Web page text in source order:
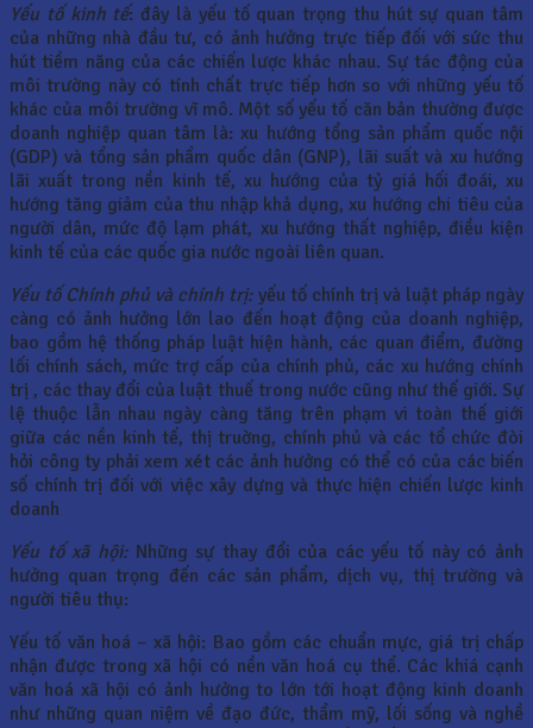
Yếu tố kinh tế: đây là yếu tố quan trọng thu hút sự quan tâm
của những nhà đầu tư, có ảnh hưởng trực tiếp đối với sức thu
hút tiềm năng của các chiến lược khác nhau. Sự tác động của
môi trường này có tính chất trực tiếp hơn so với những yếu tố
khác của môi trường vĩ mô. Một số yếu tố căn bản thường được
doanh nghiệp quan tâm là: xu hướng tổng sản phẩm quốc nội
(GDP) và tổng sản phẩm quốc dân (GNP), lãi suất và xu hướng
lãi xuất trong nền kinh tế, xu hướng của tỷ giá hối đoái, xu
hướng tăng giảm của thu nhập khả dụng, xu hướng chi tiêu của
người dân, mức độ lạm phát, xu hướng thất nghiệp, điều kiện
kinh tế của các quốc gia nước ngoài liên quan.
Yếu tố Chính phủ và chính trị:yếu tố chính trị và luật pháp ngày
càng có ảnh hưởng lớn lao đến hoạt động của doanh nghiệp,
bao gồm hệ thống pháp luật hiện hành, các quan điểm, đường
lối chính sách, mức trợ cấp của chính phủ, các xu hướng chính
trị , các thay đổi của luật thuế trong nước cũng như thế giới. Sự
lệ thuộc lẫn nhau ngày càng tăng trên phạm vi toàn thế giới
giữa các nền kinh tế, thị truờng, chính phủ và các tổ chức đòi
hỏi công ty phải xem xét các ảnh hưởng có thể có của các biến
số chính trị đối với việc xây dựng và thực hiện chiến lược kinh
doanh
Yếu tố xã hội:Những sự thay đổi của các yếu tố này có ảnh
hưởng quan trọng đến các sản phẩm, dịch vụ, thị trường và
người tiêu thụ:
Yếu tố văn hoá – xã hội: Bao gồm các chuẩn mực, giá trị chấp
nhận được trong xã hội có nền văn hoá cụ thể. Các khiá cạnh
văn hoá xã hội có ảnh hưởng to lớn tới hoạt động kinh doanh
như những quan niệm về đạo đức, thẩm mỹ, lối sống và nghề